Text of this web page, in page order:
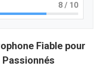
8 / 10
Fiable pour